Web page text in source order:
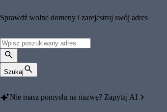
Sprawdź wolne domeny i zarejestruj swój adres
Szukaj
Nie masz pomysłu na nazwę? Zapytaj AI